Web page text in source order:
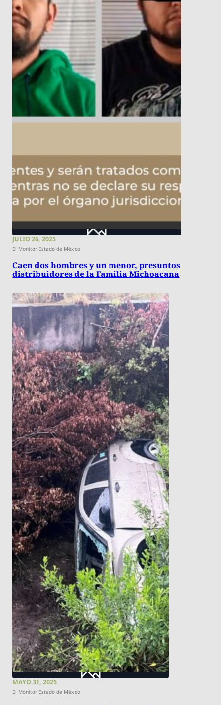
JULIO 26, 2025
El Monitor Estado de México
Caen dos hombres y un menor, presuntos
distribuidores de la Familia Michoacana
MAYO 31, 2025
El Monitor Estado de México